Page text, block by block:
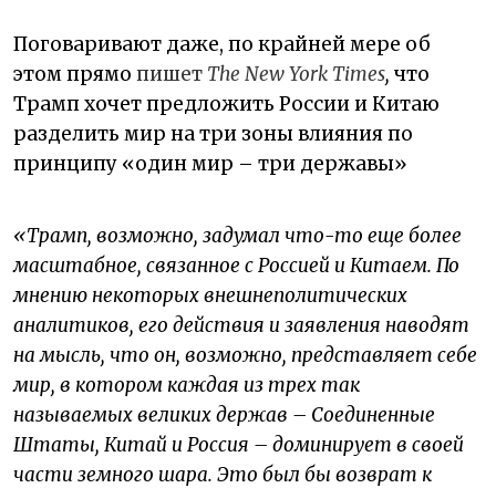
Поговаривают даже, по крайней мере об
этом прямо пишет The New York Times, что
Трамп хочет предложить России и Китаю
разделить мир на три зоны влияния по
принципу «один мир – три державы»
«Трамп, возможно, задумал что-то еще более
масштабное, связанное с Россией и Китаем. По
мнению некоторых внешнеполитических
аналитиков, его действия и заявления наводят
на мысль, что он, возможно, представляет себе
мир, в котором каждая из трех так
называемых великих держав – Соединенные
Штаты, Китай и Россия – доминирует в своей
части земного шара. Это был бы возврат к